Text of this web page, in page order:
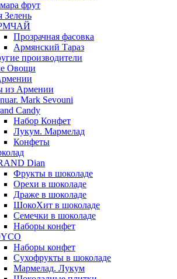
фрут
Зелень
Прозрачная фасовка
Армянский Тараз
производители
Овощи
из Армении
Mark Sevouni
Candy
Набор Конфет
Лукум. Мармелад
Конфеты
Dian
Фрукты в шоколаде
Орехи в шоколаде
Драже в шоколаде
ШокоХит в шоколаде
Семечки в шоколаде
Наборы конфет
Наборы конфет
Сухофрукты в шоколаде
Мармелад. Лукум